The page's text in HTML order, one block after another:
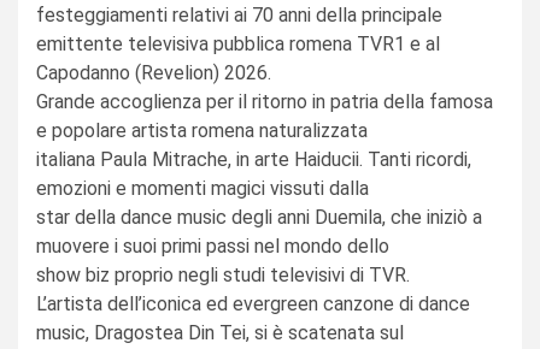
festeggiamenti relativi ai 70 anni della principale
emittente televisiva pubblica romena TVR1 e al
Capodanno (Revelion) 2026.
Grande accoglienza per il ritorno in patria della famosa
e popolare artista romena naturalizzata
italiana Paula Mitrache, in arte Haiducii. Tanti ricordi,
emozioni e momenti magici vissuti dalla
star della dance music degli anni Duemila, che iniziò a
muovere i suoi primi passi nel mondo dello
show biz proprio negli studi televisivi di TVR.
L’artista dell’iconica ed evergreen canzone di dance
music, Dragostea Din Tei, si è scatenata sul